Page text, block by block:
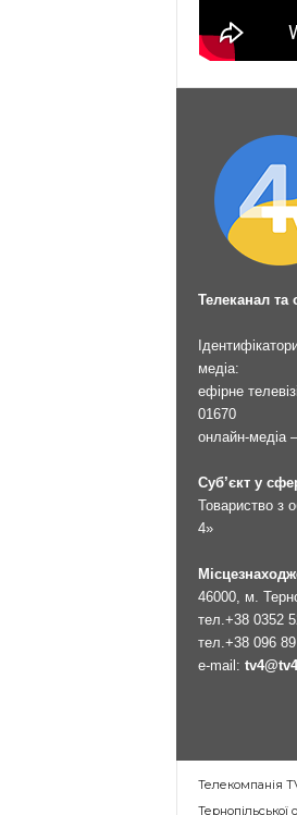
Телеканал та
медіа:
ефірне
01670
онлайн-медіа
Суб’єкт у
Товариство з
4»
46000, м.
тел.+38 0352
тел.+38 096
e-mail:
Телекомпанія
Тернопільської